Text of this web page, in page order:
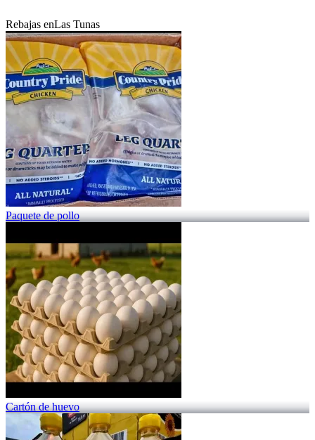
Rebajas enLas Tunas
Paquete de pollo
Cartón de huevo